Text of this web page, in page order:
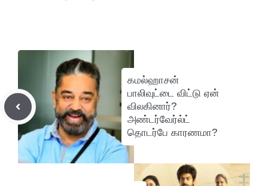
கமல்ஹாசன்
பாலிவுட்டை விட்டு ஏன்
விலகினார்?
அண்டர்வேர்ல்ட்
தொடர்பே காரணமா?